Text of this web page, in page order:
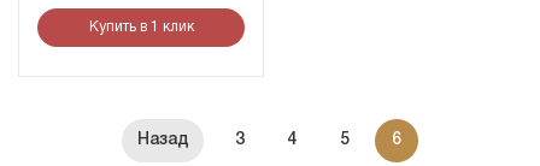
Купить в 1 клик
3 4 5 6